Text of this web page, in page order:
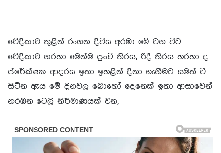
වේදිකාව තුළින් රංගන දිවිය අරඹා මේ වන විට
වේදිකාව හරහා මෙන්ම පුංචි තිරය, රිදී තිරය හරහා ද
ප්රේක්ෂක ආදරය ඉතා ඉහළින් දිනා ගැනීමට සමත් වී
සිටින ඇය මේ දිනවල බොහෝ දෙනෙක් ඉතා ආසාවෙන්
නරඹන ටෙලි නිර්මාණයක් වන,